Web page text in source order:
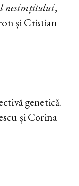
nesimțitului,
și Cristian
genetică.
și Corina